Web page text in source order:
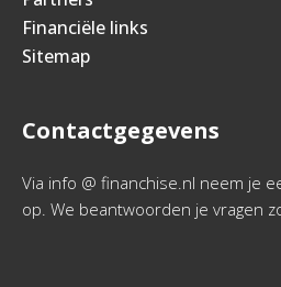
Financiële links
Sitemap
Contactgegevens
Via info @ financhise.nl neem je
op. We beantwoorden je vragen